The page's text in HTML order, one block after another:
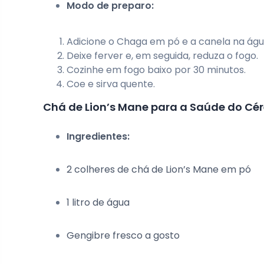
Modo de preparo:
Adicione o Chaga em pó e a canela na
Deixe ferver e, em seguida, reduza o fogo.
Cozinhe em fogo baixo por 30 minutos.
Coe e sirva quente.
Chá de Lion’s Mane para a Saúde do
Ingredientes:
2 colheres de chá de Lion’s Mane em pó
1 litro de água
Gengibre fresco a gosto